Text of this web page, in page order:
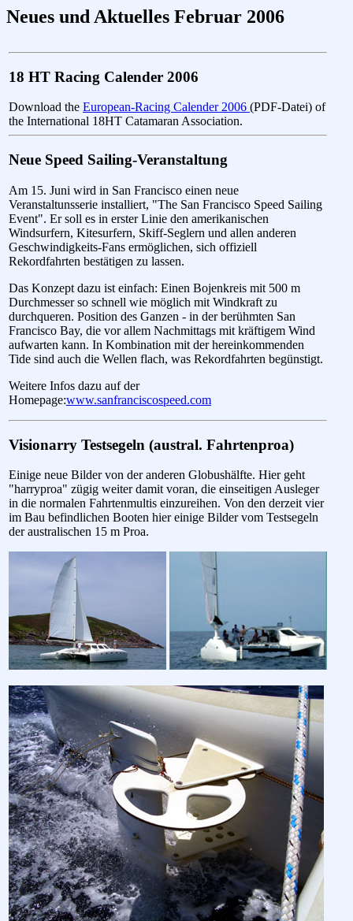
Neues und Aktuelles Februar 2006
18 HT Racing Calender 2006
Download the European-Racing Calender 2006 (PDF-Datei) of
the International 18HT Catamaran Association.
Neue Speed Sailing-Veranstaltung
Am 15. Juni wird in San Francisco einen neue
Veranstaltunsserie installiert, "The San Francisco Speed Sailing
Event". Er soll es in erster Linie den amerikanischen
Windsurfern, Kitesurfern, Skiff-Seglern und allen anderen
Geschwindigkeits-Fans ermöglichen, sich offiziell
Rekordfahrten bestätigen zu lassen.
Das Konzept dazu ist einfach: Einen Bojenkreis mit 500 m
Durchmesser so schnell wie möglich mit Windkraft zu
durchqueren. Position des Ganzen - in der berühmten San
Francisco Bay, die vor allem Nachmittags mit kräftigem Wind
aufwarten kann. In Kombination mit der hereinkommenden
Tide sind auch die Wellen flach, was Rekordfahrten begünstigt.
Weitere Infos dazu auf der
Homepage:www.sanfranciscospeed.com
Visionarry Testsegeln (austral. Fahrtenproa)
Einige neue Bilder von der anderen Globushälfte. Hier geht
"harryproa" zügig weiter damit voran, die einseitigen Ausleger
in die normalen Fahrtenmultis einzureihen. Von den derzeit vier
im Bau befindlichen Booten hier einige Bilder vom Testsegeln
der australischen 15 m Proa.